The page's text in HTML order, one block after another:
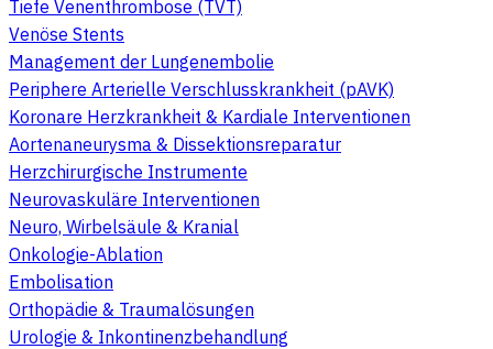
Tiefe Venenthrombose (TVT)
Venöse Stents
Management der Lungenembolie
Periphere Arterielle Verschlusskrankheit (pAVK)
Koronare Herzkrankheit & Kardiale Interventionen
Aortenaneurysma & Dissektionsreparatur
Herzchirurgische Instrumente
Neurovaskuläre Interventionen
Neuro, Wirbelsäule & Kranial
Onkologie-Ablation
Embolisation
Orthopädie & Traumalösungen
Urologie & Inkontinenzbehandlung